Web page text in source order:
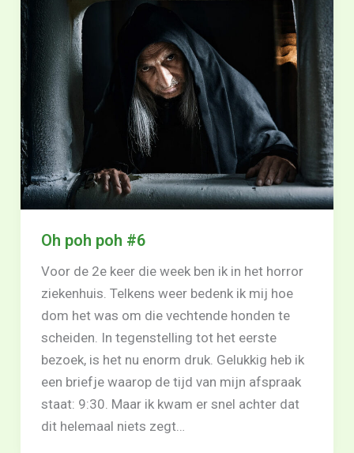
Oh poh poh #6
Voor de 2e keer die week ben ik in het horror
ziekenhuis. Telkens weer bedenk ik mij hoe
dom het was om die vechtende honden te
scheiden. In tegenstelling tot het eerste
bezoek, is het nu enorm druk. Gelukkig heb ik
een briefje waarop de tijd van mijn afspraak
staat: 9:30. Maar ik kwam er snel achter dat
dit helemaal niets zegt…